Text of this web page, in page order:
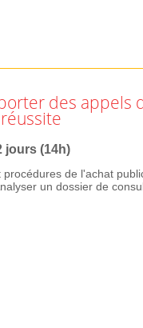
des appels
jours (14h)
de l'achat
un dossier de